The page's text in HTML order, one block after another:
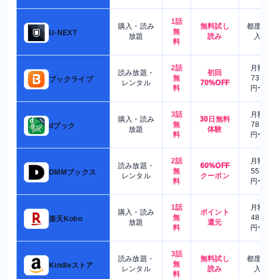
U-NEXT
購入・読み
放題
1話
無
料
無料試し
読み
都度
入
ブックライブ
読み放題・
レンタル
2話
無
料
初回
70%OFF
月額
730
円〜
dブック
購入・読み
放題
3話
無
料
30日無料
体験
月額
780
円〜
DMMブックス
読み放題・
レンタル
2話
無
料
60%OFF
クーポン
月額
550
円〜
楽天Kobo
購入・読み
放題
1話
無
料
ポイント
還元
月額
480
円〜
Kindleストア
読み放題・
レンタル
3話
無
料
無料試し
読み
都度
入